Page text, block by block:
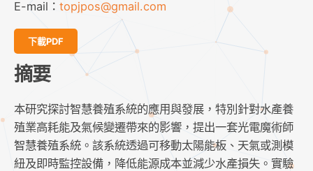
E-mail： topjpos@gmail.com
下載PDF
摘要
本研究探討智慧養殖系統的應用與發展，特別針對水產養
殖業高耗能及氣候變遷帶來的影響，提出一套光電魔術師
智慧養殖系統。該系統透過可移動太陽能板、天氣或測模
紐及即時監控設備，降低能源成本並減少水產損失。實驗